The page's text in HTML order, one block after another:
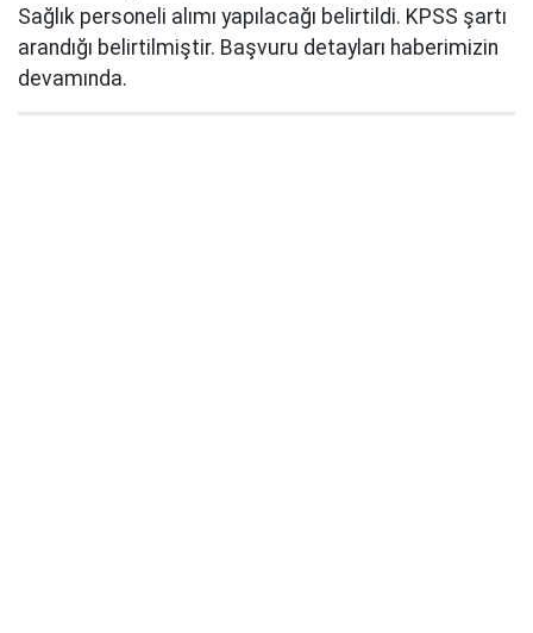
Sağlık personeli alımı yapılacağı belirtildi. KPSS şartı
arandığı belirtilmiştir. Başvuru detayları haberimizin
devamında.